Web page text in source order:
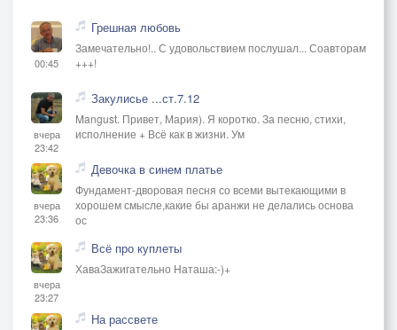
00:45
Грешная любовь
Замечательно!.. С удовольствием послушал... Соавторам
+++!
вчера
23:42
Закулисье ...ст.7.12
Mangust. Привет, Мария). Я коротко. За песню, стихи,
исполнение + Всё как в жизни. Ум
вчера
23:36
Девочка в синем платье
Фундамент-дворовая песня со всеми вытекающими в
хорошем смысле,какие бы аранжи не делались основа
ос
вчера
23:27
Всё про куплеты
ХаваЗажигательно Наташа:-)+
На рассвете